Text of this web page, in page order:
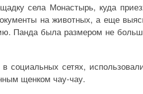
села Монастырь, куда
на животных, а еще
Панда была размером не
социальных сетях,
щенком чау-чау.